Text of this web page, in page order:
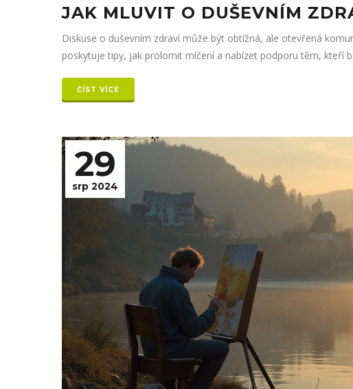
JAK MLUVIT O DUŠEVNÍM
Diskuse o duševním zdraví může být obtížná, ale otevřená
poskytuje tipy, jak prolomit mlčení a nabízet podporu těm, kteří
ČÍST VÍCE
29
srp 2024